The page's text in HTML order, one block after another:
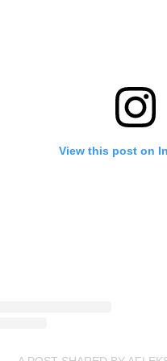
View this post on